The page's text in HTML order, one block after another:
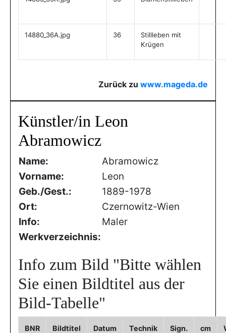
14880_36A.jpg 36
Stillleben mit
Krügen
Zurück zu www.mageda.de
Künstler/in Leon
Abramowicz
Name:
Abramowicz
Vorname:
Leon
Geb./Gest.:
1889-1978
Ort:
Czernowitz-Wien
Info:
Maler
Werkverzeichnis:
Info zum Bild "Bitte wählen
Sie einen Bildtitel aus der
Bild-Tabelle"
BNR Bildtitel Datum Technik Sign. cm